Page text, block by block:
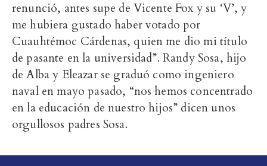
renunció, antes supe de Vicente Fox y su ‘V’, y
me hubiera gustado haber votado por
Cuauhtémoc Cárdenas, quien me dio mi título
de pasante en la universidad”. Randy Sosa, hijo
de Alba y Eleazar se graduó como ingeniero
naval en mayo pasado, “nos hemos concentrado
en la educación de nuestro hijos” dicen unos
orgullosos padres Sosa.